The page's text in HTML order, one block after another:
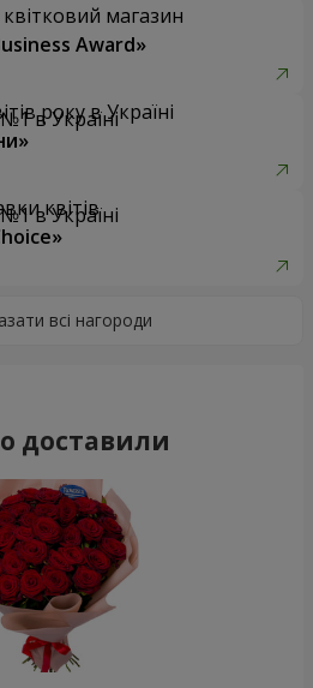
магазин
Award»
року в Україні
квітів
доставили